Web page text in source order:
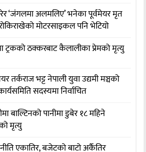
‘जंगलमा अलमलिए’ भनेका पूर्वमेयर मृत
मोटरसाइकल पनि भेटियो
ठक्करबाट कैलालीका प्रेमको मृत्यु
तर्कराज भट्ट नेपाली युवा उद्यमी मञ्चको
कार्यसमिति सदस्यमा निर्वाचित
बाल्टिनको पानीमा डुबेर १८ महिने
मृत्यु
एकातिर, बजेटको बाटो अर्कैतिर